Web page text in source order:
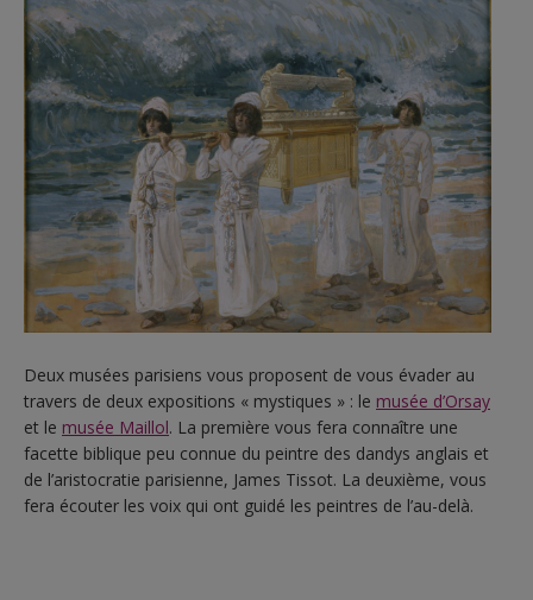
Deux musées parisiens vous proposent de vous évader au
travers de deux expositions « mystiques » : le musée d’Orsay
et le musée Maillol. La première vous fera connaître une
facette biblique peu connue du peintre des dandys anglais et
de l’aristocratie parisienne, James Tissot. La deuxième, vous
fera écouter les voix qui ont guidé les peintres de l’au-delà.